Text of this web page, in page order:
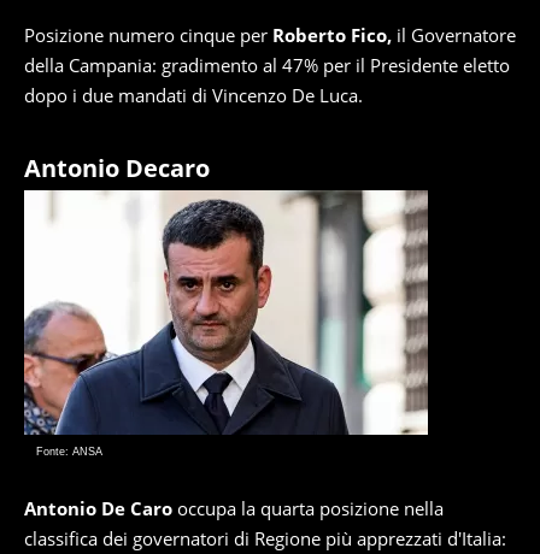
Posizione numero cinque per Roberto Fico, il Governatore
della Campania: gradimento al 47% per il Presidente eletto
dopo i due mandati di Vincenzo De Luca.
Antonio Decaro
Fonte: ANSA
Antonio De Caro occupa la quarta posizione nella
classifica dei governatori di Regione più apprezzati d'Italia: